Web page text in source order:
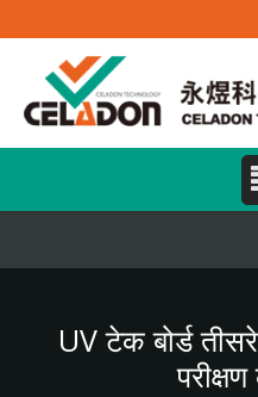
UV टेक बोर्ड